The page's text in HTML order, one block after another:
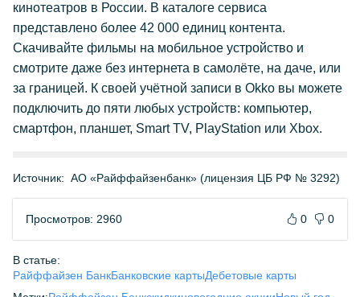
кинотеатров в России. В каталоге сервиса
представлено более 42 000 единиц контента.
Скачивайте фильмы на мобильное устройство и
смотрите даже без интернета в самолёте, на даче, или
за границей. К своей учётной записи в Okko вы можете
подключить до пяти любых устройств: компьютер,
смартфон, планшет, Smart TV, PlayStation или Xbox.
Источник: АО «Райффайзенбанк» (лицензия ЦБ РФ № 3292)
Просмотров: 2960 0 0
В статье:
Райффайзен БанкБанковские картыДебетовые карты